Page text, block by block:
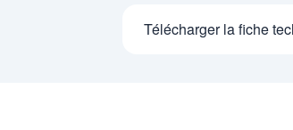
Télécharger la fiche